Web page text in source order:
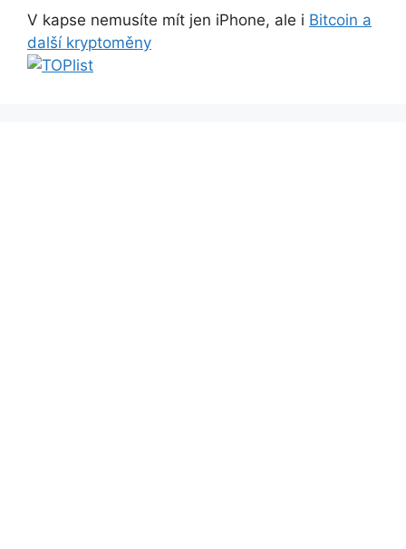
V kapse nemusíte mít jen iPhone, ale i Bitcoin a
další kryptoměny